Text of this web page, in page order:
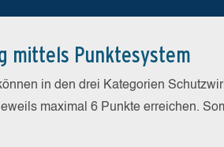
mittels Punktesystem
in den drei Kategorien
maximal 6 Punkte erreichen.